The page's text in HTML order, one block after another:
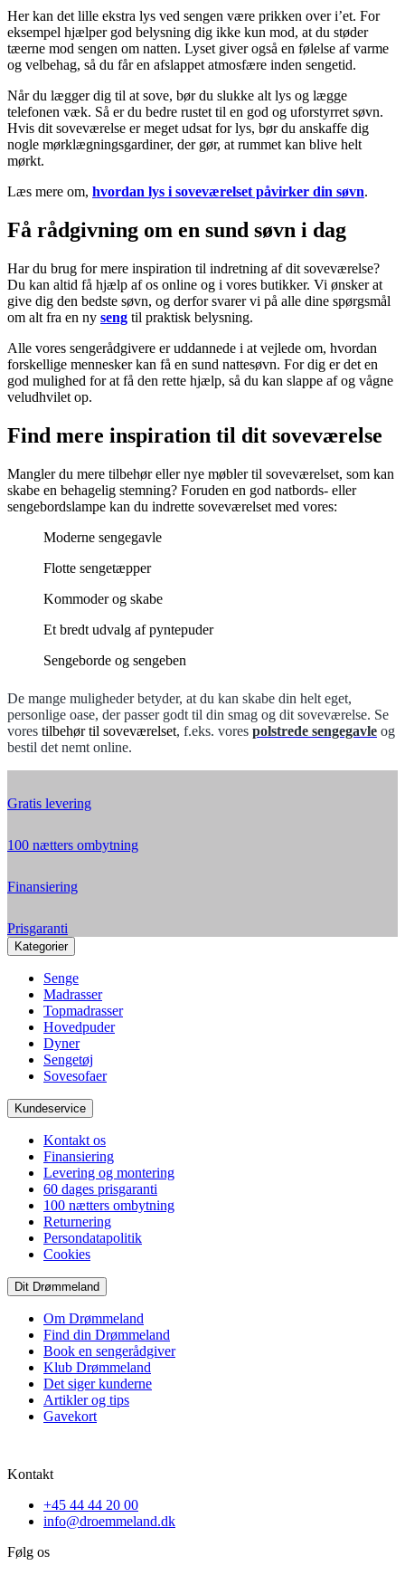
Her kan det lille ekstra lys ved sengen være prikken over i’et. For
eksempel hjælper god belysning dig ikke kun mod, at du støder
tæerne mod sengen om natten. Lyset giver også en følelse af varme
og velbehag, så du får en afslappet atmosfære inden sengetid.
Når du lægger dig til at sove, bør du slukke alt lys og lægge
telefonen væk. Så er du bedre rustet til en god og uforstyrret søvn.
Hvis dit soveværelse er meget udsat for lys, bør du anskaffe dig
nogle mørklægningsgardiner, der gør, at rummet kan blive helt
mørkt.
Læs mere om, hvordan lys i soveværelset påvirker din søvn.
Få rådgivning om en sund søvn i dag
Har du brug for mere inspiration til indretning af dit soveværelse?
Du kan altid få hjælp af os online og i vores butikker. Vi ønsker at
give dig den bedste søvn, og derfor svarer vi på alle dine spørgsmål
om alt fra en ny seng til praktisk belysning.
Alle vores sengerådgivere er uddannede i at vejlede om, hvordan
forskellige mennesker kan få en sund nattesøvn. For dig er det en
god mulighed for at få den rette hjælp, så du kan slappe af og vågne
veludhvilet op.
Find mere inspiration til dit soveværelse
Mangler du mere tilbehør eller nye møbler til soveværelset, som kan
skabe en behagelig stemning? Foruden en god natbords- eller
sengebordslampe kan du indrette soveværelset med vores:
Moderne sengegavle
Flotte sengetæpper
Kommoder og skabe
Et bredt udvalg af pyntepuder
Sengeborde og sengeben
De mange muligheder betyder, at du kan skabe din helt eget,
personlige oase, der passer godt til din smag og dit soveværelse. Se
vores tilbehør til soveværelset, f.eks. vores polstrede sengegavle og
bestil det nemt online.
Gratis levering
100 nætters ombytning
Finansiering
Prisgaranti
Kategorier
Senge
Madrasser
Topmadrasser
Hovedpuder
Dyner
Sengetøj
Sovesofaer
Kundeservice
Kontakt os
Finansiering
Levering og montering
60 dages prisgaranti
100 nætters ombytning
Returnering
Persondatapolitik
Cookies
Dit Drømmeland
Om Drømmeland
Find din Drømmeland
Book en sengerådgiver
Klub Drømmeland
Det siger kunderne
Artikler og tips
Gavekort
Kontakt
+45 44 44 20 00
info@droemmeland.dk
Følg os